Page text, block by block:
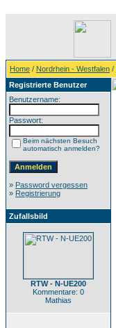
Home / Nordrhein - Westfalen /
Registrierte Benutzer
Benutzername:
Passwort:
Beim nächsten Besuch
automatisch anmelden?
» Password vergessen
» Registrierung
Zufallsbild
RTW - N-UE200
Kommentare: 0
Mathias